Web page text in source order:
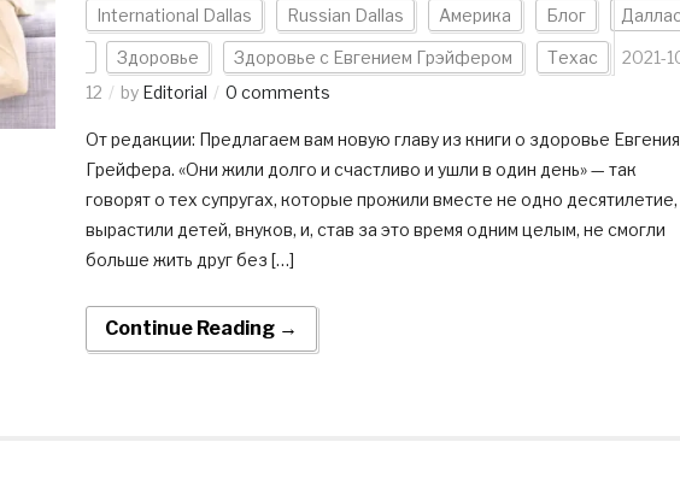
International Dallas Russian Dallas Америка Блог
Здоровье Здоровье с Евгением Грэйфером Техас
2021-
12
by Editorial 0 comments
От редакции: Предлагаем вам новую главу из книги о здоровье Евгения
Грейфера. «Они жили долго и счастливо и ушли в один день» — так
говорят о тех супругах, которые прожили вместе не одно десятилетие,
вырастили детей, внуков, и, став за это время одним целым, не смогли
больше жить друг без […]
Continue Reading →